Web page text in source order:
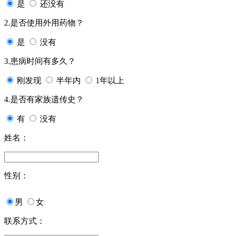
是 还没有
2.是否使用外用药物？
是 没有
3.患病时间有多久？
刚发现 半年内 1年以上
4.是否有家族遗传史？
有 没有
姓名：
性别：
男 女
联系方式：